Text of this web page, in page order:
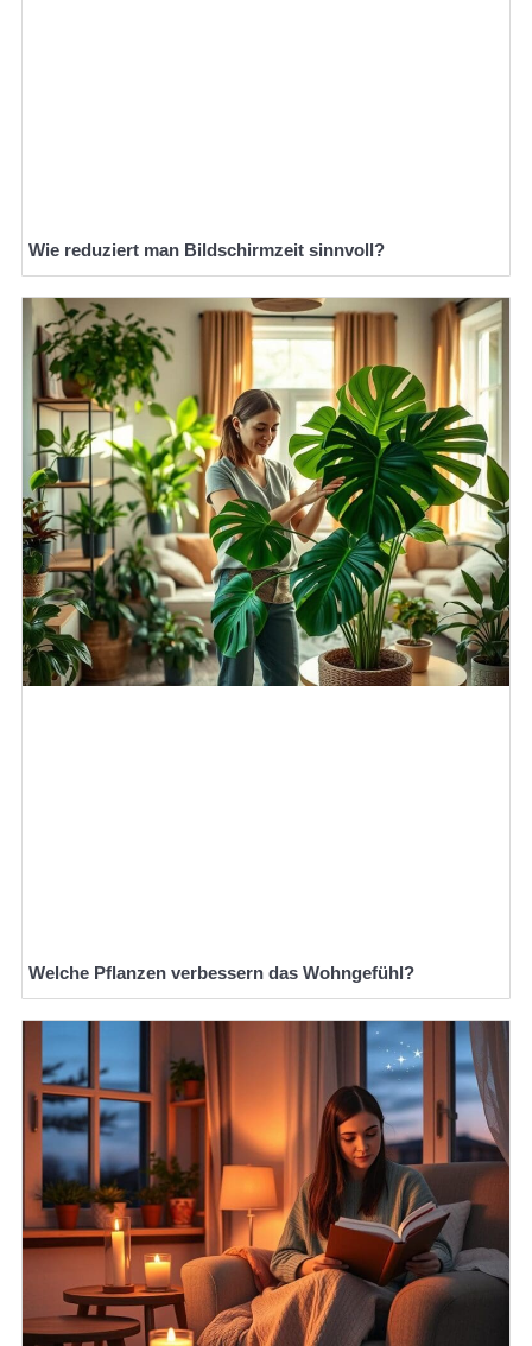
Wie reduziert man Bildschirmzeit sinnvoll?
Welche Pflanzen verbessern das Wohngefühl?